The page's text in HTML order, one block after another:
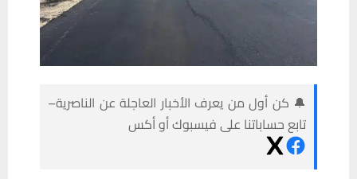
🔔 كن أول من يعرف الأخبار العاجلة عن الناصرية–
تابع حساباتنا على فيسبوك أو أكس